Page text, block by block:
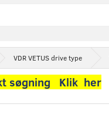
VDR VETUS drive type
søgning Klik her